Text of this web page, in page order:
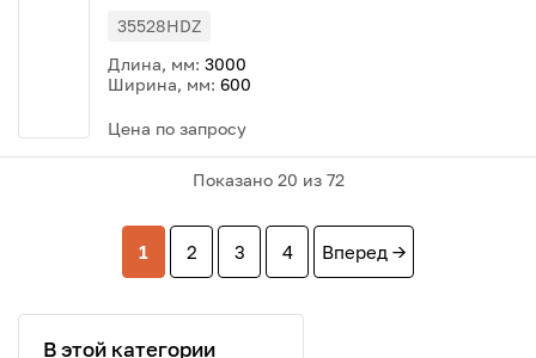
35528HDZ
Длина, мм: 3000
Ширина, мм: 600
Цена по запросу
Показано 20 из 72
1 2 3 4 Вперед →
В этой категории